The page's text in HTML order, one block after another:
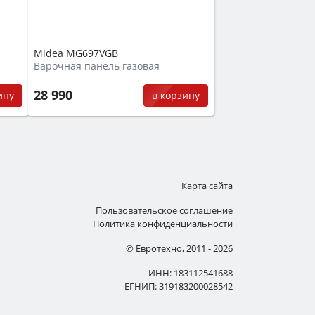
Midea MG697VGB
Варочная панель газовая
28 990 в корзину
Карта сайта
Пользовательское соглашение
Политика конфиденциальности
© Евротехно, 2011 - 2026
ИНН: 183112541688
ЕГНИП: 319183200028542